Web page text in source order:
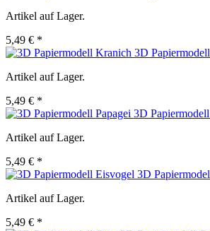
Artikel auf Lager.
5,49 € *
3D
Artikel auf Lager.
5,49 € *
3D
Artikel auf Lager.
5,49 € *
3D
Artikel auf Lager.
5,49 € *